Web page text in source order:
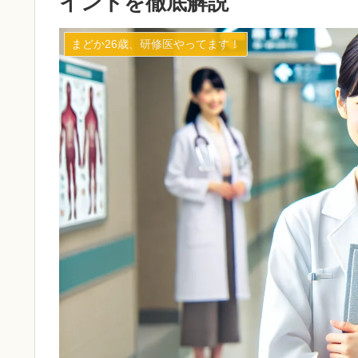
まどか26歳、研修医やってます！